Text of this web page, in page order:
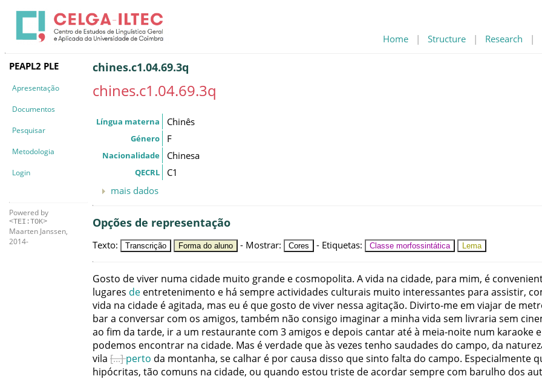
Home | Structure | Research |
PEAPL2 PLE
Apresentação
Documentos
Pesquisar
Metodologia
Login
Powered by
<TEI:TOK>
Maarten Janssen,
2014-
chines.c1.04.69.3q
chines.c1.04.69.3q
Língua materna Chinês
Género F
Nacionalidade Chinesa
QECRL
C1
mais dados
Opções de representação
Texto: Transcrição Forma do aluno - Mostrar: Cores - Etiquetas: Classe morfossintática Lema
Gosto deviver numa cidade muito grande e cosmopolita. Avida na cidade, para mim, é
lugares de entretenimento e há sempreactividades culturais muito interessantes para assistir,
vida na cidade éagitada, mas eu é que gosto deviver nessa agitação. Divirto-me em viajar de
bara conversar com os amigos, também não consigo imaginara minha vida sem livraria sem
ao fim da tarde, ira um restaurante com 3amigos e depois cantaratéà meia-noite num karaoke e
podemos encontrar na cidade. Mas éverdade queàs vezes tenho saudades do campo, da
vila
perto da montanha, se calhar é por causa disso quesinto falta do campo. Especialmente
hipócritas, tão comuns na cidade, ou quando estou triste deacordarsempre com barulho dos